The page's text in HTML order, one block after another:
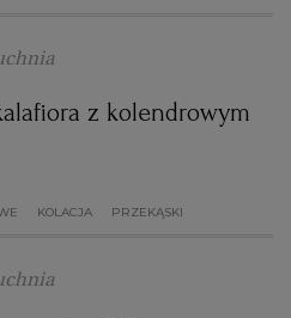
z kolendrowym
KOLACJA PRZEKĄSKI